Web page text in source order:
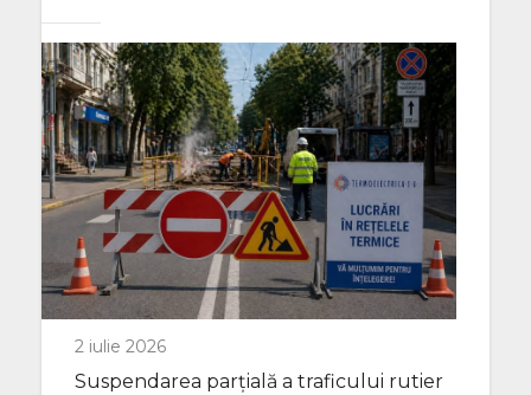
2 iulie 2026
Suspendarea parțială a traficului rutier